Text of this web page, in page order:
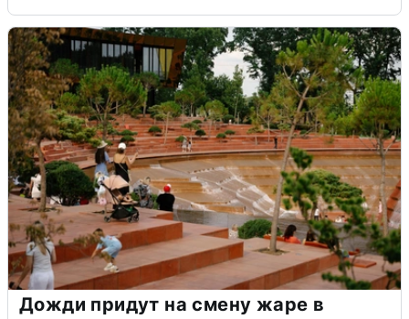
Дожди придут на смену жаре в